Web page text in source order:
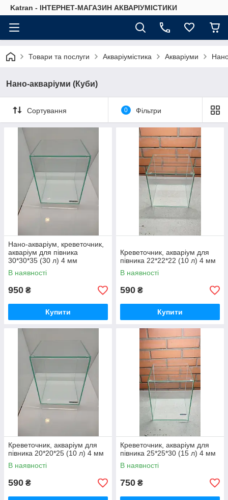
Katran - ІНТЕРНЕТ-МАГАЗИН АКВАРІУМІСТИКИ
Товари та послуги Акваріумістика Акваріуми
Нано-акваріуми (Куби)
Сортування 0 Фільтри
Нано-акваріум, креветочник,
акваріум для півника
30*30*35 (30 л) 4 мм
В наявності
950 ₴
Купити
Креветочник, акваріум для
півника 22*22*22 (10 л) 4 мм
В наявності
590 ₴
Купити
Креветочник, акваріум для
півника 20*20*25 (10 л) 4 мм
В наявності
590 ₴
Креветочник, акваріум для
півника 25*25*30 (15 л) 4 мм
В наявності
750 ₴